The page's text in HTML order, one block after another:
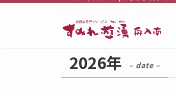
2026年 – date –